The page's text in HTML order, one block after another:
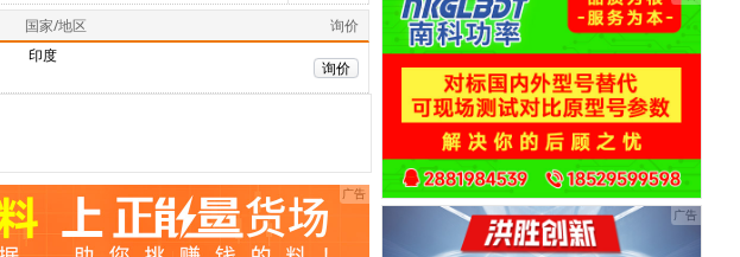
国家/地区
询价
印度
询价